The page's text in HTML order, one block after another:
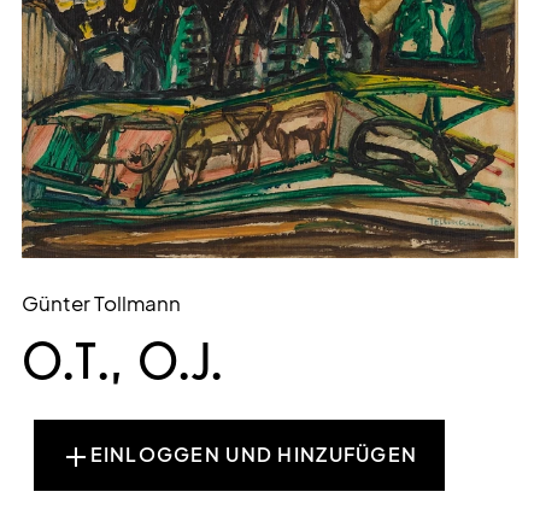
Günter Tollmann
O.T., O.J.
EINLOGGEN UND HINZUFÜGEN